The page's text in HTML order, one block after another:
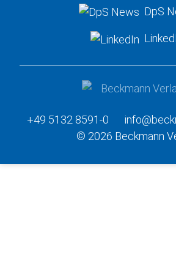
DpS
+49 5132 8591-0
© 2026 Beckmann